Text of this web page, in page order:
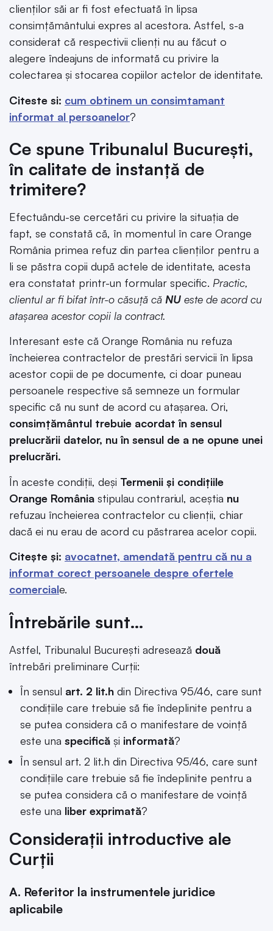
clienților săi ar fi fost efectuată în lipsa
consimțământului expres al acestora. Astfel, s-a
considerat că respectivii clienți nu au făcut o
alegere îndeajuns de informată cu privire la
colectarea și stocarea copiilor actelor de identitate.
Citeste si: cum obtinem un consimtamant
informat al persoanelor?
Ce spune Tribunalul București,
în calitate de instanță de
trimitere?
Efectuându-se cercetări cu privire la situația de
fapt, se constată că, în momentul în care Orange
România primea refuz din partea clienților pentru a
li se păstra copii după actele de identitate, acesta
era constatat printr-un formular specific. Practic,
clientul ar fi bifat într-o căsuță că NU este de acord cu
atașarea acestor copii la contract.
Interesant este că Orange România nu refuza
încheierea contractelor de prestări servicii în lipsa
acestor copii de pe documente, ci doar puneau
persoanele respective să semneze un formular
specific că nu sunt de acord cu atașarea. Ori,
consimțământul trebuie acordat în sensul
prelucrării datelor, nu în sensul de a ne opune unei
prelucrări.
În aceste condiții, deși Termenii și condițiile
Orange România stipulau contrariul, aceștia nu
refuzau încheierea contractelor cu clienții, chiar
dacă ei nu erau de acord cu păstrarea acelor copii.
Citește și: avocatnet, amendată pentru că nu a
informat corect persoanele despre ofertele
comerciale.
Întrebările sunt…
Astfel, Tribunalul București adresează două
întrebări preliminare Curții:
În sensul art. 2 lit.h din Directiva 95/46, care sunt
condițiile care trebuie să fie îndeplinite pentru a
se putea considera că o manifestare de voință
este una specifică și informată?
În sensul art. 2 lit.h din Directiva 95/46, care sunt
condițiile care trebuie să fie îndeplinite pentru a
se putea considera că o manifestare de voință
este una liber exprimată?
Considerații introductive ale
Curții
A. Referitor la instrumentele juridice
aplicabile